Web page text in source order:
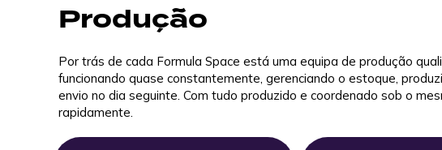
Produção
Por trás de cada Formula Space está uma equipa de produção
funcionando quase constantemente, gerenciando o estoque,
envio no dia seguinte. Com tudo produzido e coordenado sob o
rapidamente.